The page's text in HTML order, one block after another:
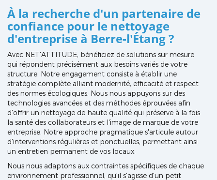
À la recherche d'un partenaire de
confiance pour le nettoyage
d'entreprise à Berre-l'Étang?
Avec NET'ATTITUDE, bénéficiez de solutions sur mesure
qui répondent précisément aux besoins variés de votre
structure. Notre engagement consiste à établir une
stratégie complète alliant modernité, efficacité et respect
des normes écologiques. Nous nous appuyons sur des
technologies avancées et des méthodes éprouvées afin
d'offrir un nettoyage de haute qualité qui préserve à la fois
la santé des collaborateurs et l'image de marque de votre
entreprise. Notre approche pragmatique s'articule autour
d'interventions régulières et ponctuelles, permettant ainsi
un entretien permanent de vos locaux.
Nous nous adaptons aux contraintes spécifiques de chaque
environnement professionnel, qu'il s'agisse d'un petit